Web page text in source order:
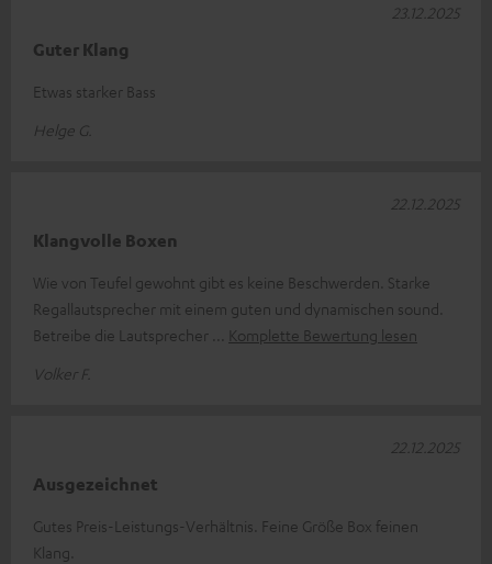
Guter Klang
Etwas starker Bass
Helge G.
23.12.2025
Klangvolle Boxen
Wie von Teufel gewohnt gibt es keine Beschwerden. Starke
Regallautsprecher mit einem guten und dynamischen sound.
Betreibe die Lautsprecher
Komplette Bewertung lesen
Volker F.
22.12.2025
Ausgezeichnet
Gutes Preis-Leistungs-Verhältnis. Feine Größe Box feinen
Klang.
22.12.2025